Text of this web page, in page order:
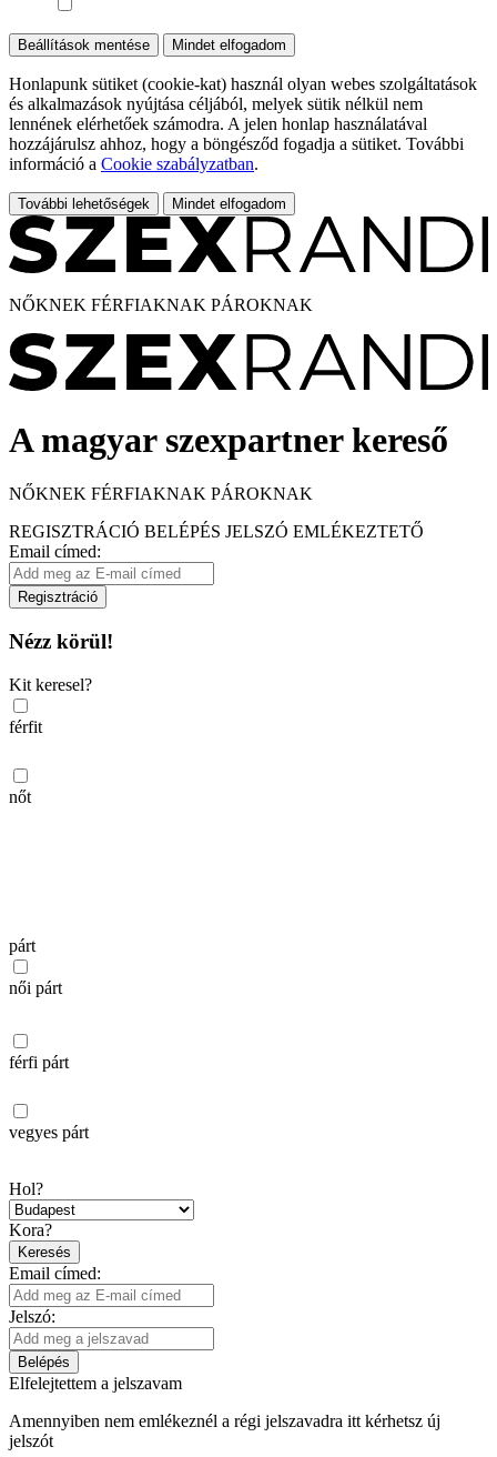
Beállítások mentése Mindet elfogadom
Honlapunk sütiket (cookie-kat) használ olyan webes szolgáltatások
és alkalmazások nyújtása céljából, melyek sütik nélkül nem
lennének elérhetőek számodra. A jelen honlap használatával
hozzájárulsz ahhoz, hogy a böngésződ fogadja a sütiket. További
információ a Cookie szabályzatban.
További lehetőségek Mindet elfogadom
NŐKNEK FÉRFIAKNAK PÁROKNAK
A magyar szexpartner kereső
NŐKNEK FÉRFIAKNAK PÁROKNAK
REGISZTRÁCIÓ BELÉPÉS JELSZÓ EMLÉKEZTETŐ
Email címed:
Regisztráció
Nézz körül!
Kit keresel?
férfit
nőt
párt
női párt
férfi párt
vegyes párt
Hol?
Kora?
Keresés
Email címed:
Jelszó:
Belépés
Elfelejtettem a jelszavam
Amennyiben nem emlékeznél a régi jelszavadra itt kérhetsz új
jelszót